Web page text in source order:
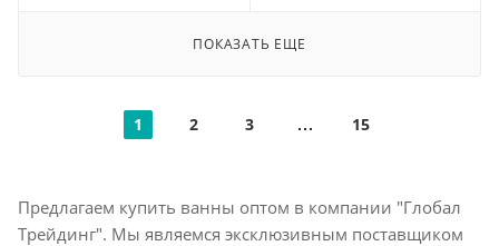
ПОКАЗАТЬ ЕЩЕ
1 2 3 15
Предлагаем купить ванны оптом в компании "Глобал
Трейдинг". Мы являемся эксклюзивным поставщиком